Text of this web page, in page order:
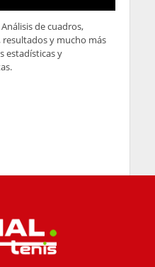
del
a la licitud de los
con
a través de la
de Datosde
podrá presentar
Española de